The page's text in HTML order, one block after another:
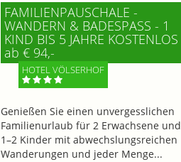
FAMILIENPAUSCHALE -
WANDERN & BADESPASS - 1 K
IND BIS 5 JAHRE KOSTENLOS
ab € 94,-
HOTEL VÖLSERHOF
Genießen Sie einen unvergesslichen
Familienurlaub für 2 Erwachsene und
1–2 Kinder mit abwechslungsreichen
Wanderungen und jeder Menge...